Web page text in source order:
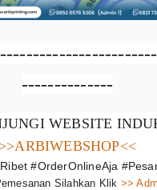
--------------
WEBSITE
>>ARBIWEBSHOP<<
#OrderOnlineAja
Silahkan Klik >>